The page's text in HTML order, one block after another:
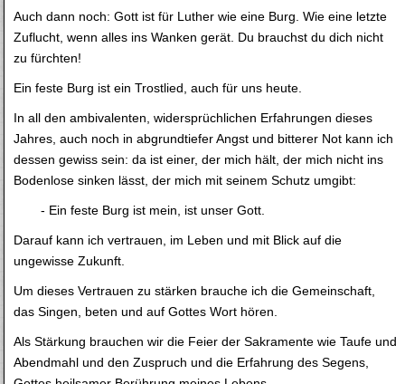
Auch dann noch: Gott ist für Luther wie eine Burg. Wie eine letzte
Zuflucht, wenn alles ins Wanken gerät. Du brauchst du dich nicht
zu fürchten!
Ein feste Burg ist ein Trostlied, auch für uns heute.
In all den ambivalenten, widersprüchlichen Erfahrungen dieses
Jahres, auch noch in abgrundtiefer Angst und bitterer Not kann ich
dessen gewiss sein: da ist einer, der mich hält, der mich nicht ins
Bodenlose sinken lässt, der mich mit seinem Schutz umgibt:
- Ein feste Burg ist mein, ist unser Gott.
Darauf kann ich vertrauen, im Leben und mit Blick auf die
ungewisse Zukunft.
Um dieses Vertrauen zu stärken brauche ich die Gemeinschaft,
das Singen, beten und auf Gottes Wort hören.
Als Stärkung brauchen wir die Feier der Sakramente wie Taufe und
Abendmahl und den Zuspruch und die Erfahrung des Segens,